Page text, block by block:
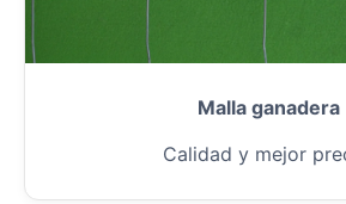
Malla ganadera
Calidad y mejor